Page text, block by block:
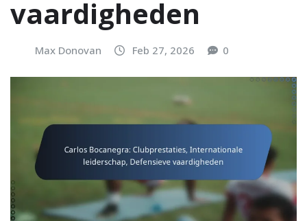
vaardigheden
Max Donovan Feb 27, 2026 0